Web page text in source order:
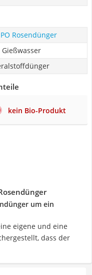
Rosendünger
Gießwasser
kein Bio-Produkt
um ein
eigene und eine
dass der